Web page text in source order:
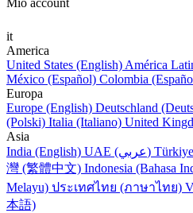
Mio account
it
America
United States (English) América
México (Español) Colombia
Europa
Europe (English) Deutschland
(Polski) Italia (Italiano) United
Asia
India (English)
UAE (عربي)
灣 (繁體中文) Indonesia (Bahasa
Melayu) ประเทศไทย (ภาษาไทย)
本語)